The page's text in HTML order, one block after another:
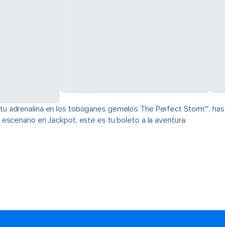
adrenalina en los toboganes gemelos The Perfect Storm℠,
en Jackpot, este es tu boleto a la aventura.